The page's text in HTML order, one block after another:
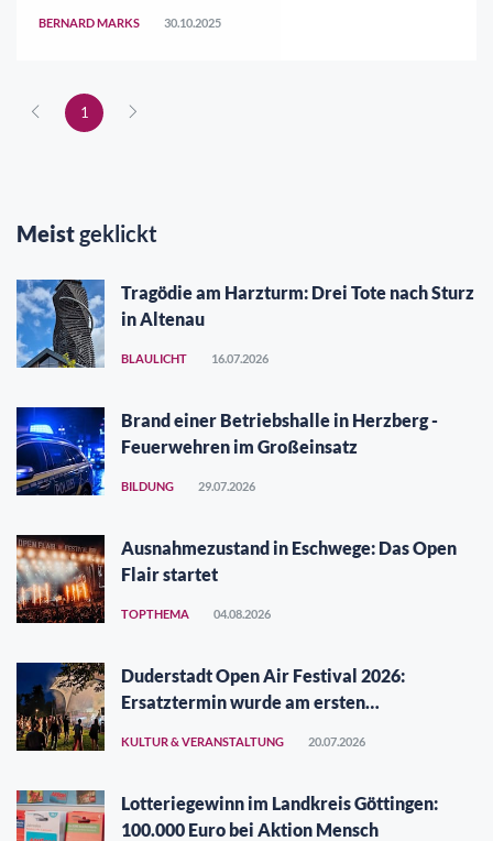
BERNARD MARKS 30.10.2025
1
Meistgeklickt
Tragödie am Harzturm: Drei Tote nach Sturz
in Altenau
BLAULICHT 16.07.2026
Brand einer Betriebshalle in Herzberg -
Feuerwehren im Großeinsatz
BILDUNG 29.07.2026
Ausnahmezustand in Eschwege: Das Open
Flair startet
TOPTHEMA 04.08.2026
Duderstadt Open Air Festival 2026:
Ersatztermin wurde am ersten
KULTUR & VERANSTALTUNG 20.07.2026
Lotteriegewinn im Landkreis Göttingen:
100.000 Euro bei Aktion Mensch